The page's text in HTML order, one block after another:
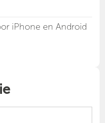
iPhone en Android